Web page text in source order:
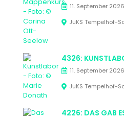
11. September 2026
JuKS Tempelhof-
4326:
11. September 2026
JuKS Tempelhof-
4226: DAS GAB